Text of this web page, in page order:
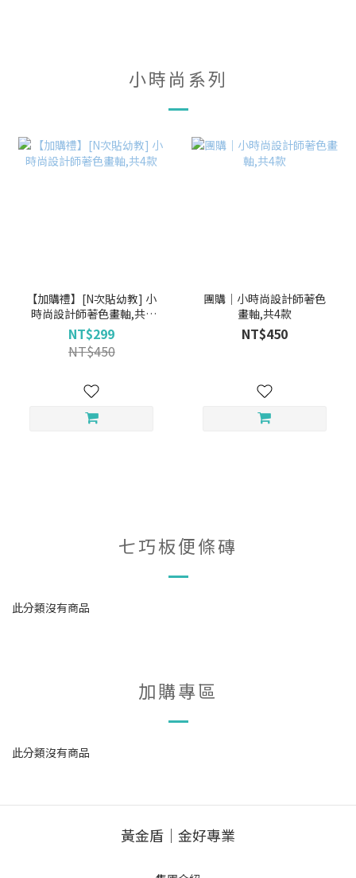
小時尚系列
【加購禮】[N次貼幼教] 小
時尚設計師著色畫軸,共4
款
NT$299
NT$450
團購｜小時尚設計師著色
畫軸,共4款
NT$450
七巧板便條磚
此分類沒有商品
加購專區
此分類沒有商品
黃金盾｜金好專業